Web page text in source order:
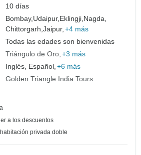
10 días
Bombay,Udaipur,Eklingji,Nagda,
Chittorgarh,Jaipur, +4 más
Todas las edades son bienvenidas
Triángulo de Oro +3 más
Inglés, Español, +6 más
Golden Triangle India Tours
a los descuentos
privada doble